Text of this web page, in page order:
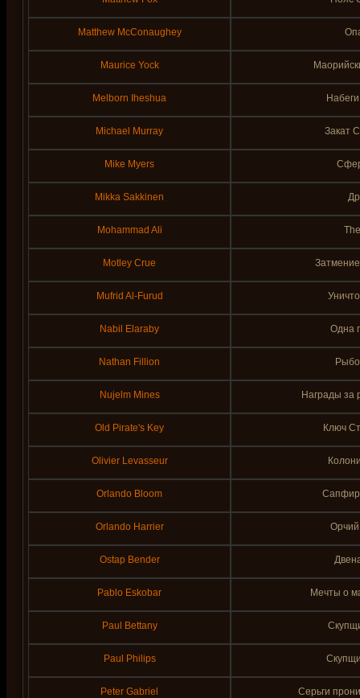
Matthew McConaughey
Maurice Yock
Melborn Iheshua
Michael Murray Закат
Mike Myers
Mikka Sakkinen
Mohammad Ali
Motley Crue
Mufrid Al-Furud
Nabil Elaraby Одна
Nathan Fillion
Nujelm Mines Награды за
Old Pirate's Key Ключ
Olivier Levasseur
Orlando Bloom
Orlando Harrier
Ostap Bender
Pablo Eskobar Мечты о
Paul Bettany
Paul Philips
Peter Gabriel Серьги